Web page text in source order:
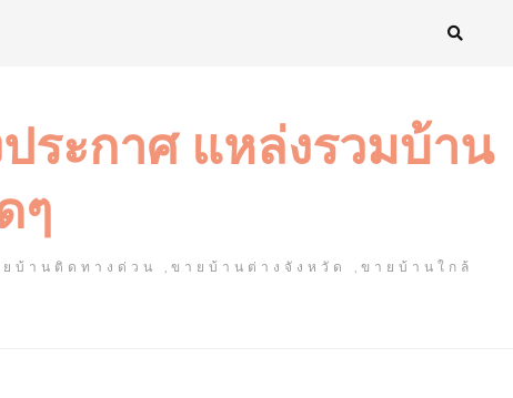
ระกาศ แหล่งรวมบ้าน
ๆ
บ้านติดทางด่วน ,ขายบ้านต่างจังหวัด ,ขายบ้านใกล้